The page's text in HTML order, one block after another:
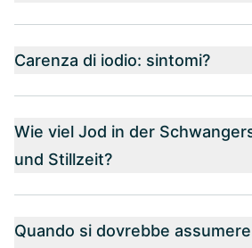
Carenza di iodio: sintomi?
Wie viel Jod in der
und Stillzeit?
Quando si dovrebbe